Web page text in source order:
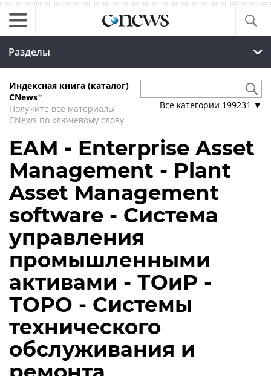
Разделы
Индексная книга (каталог)
CNews*
Получите все материалы
CNews по ключевому слову
Все категории 199231 ▼
EAM - Enterprise Asset
Management - Plant
Asset Management
software - Система
управления
промышленными
активами - ТОиР -
ТОРО - Системы
технического
обслуживания и